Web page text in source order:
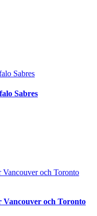
Sabres
Vancouver och Toronto